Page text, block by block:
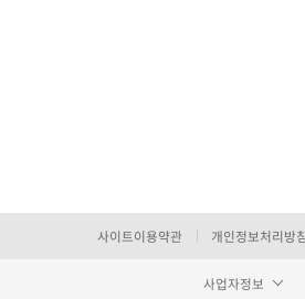
사이트이용약관 개인정보처리방
사업자정보